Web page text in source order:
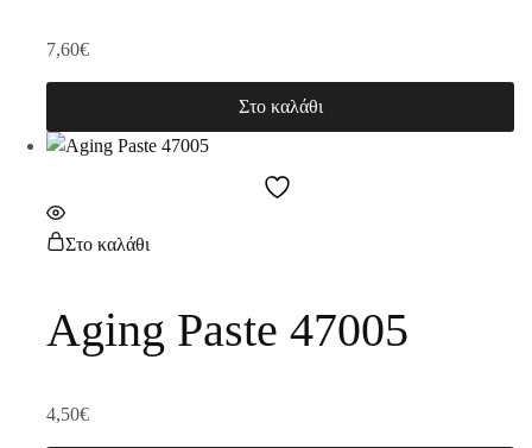
7,60€
Στο καλάθι
Στο καλάθι
Aging Paste 47005
4,50€